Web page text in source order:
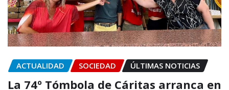
ACTUALIDAD SOCIEDAD ÚLTIMAS NOTICIAS
La 74º Tómbola de Cáritas arranca en